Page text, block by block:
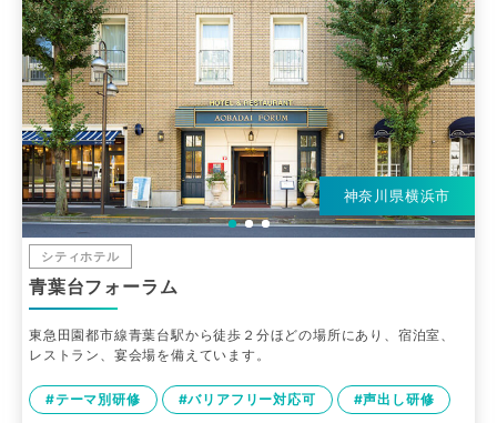
神奈川県横浜市
シティホテル
青葉台フォーラム
東急田園都市線青葉台駅から徒歩２分ほどの場所にあり、宿泊室、
レストラン、宴会場を備えています。
#テーマ別研修 #バリアフリー対応可 #声出し研修